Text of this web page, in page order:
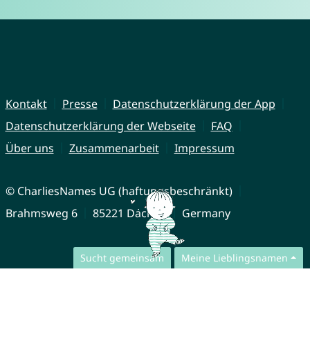
Sucht gemeinsam Meine Lieblingsnamen
Kontakt Presse
Datenschutzerklärung der App
Datenschutzerklärung der Webseite
FAQ
Über uns
Zusammenarbeit Impressum
© CharliesNames UG (haftungsbeschränkt)
Brahmsweg 6
85221 Dachau Germany